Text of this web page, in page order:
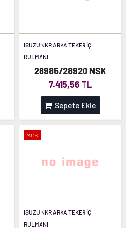
ISUZU NKR ARKA TEKER İÇ
RULMANI
28985/28920 NSK
7.415,56 TL
Sepete Ekle
MCB
ISUZU NKR ARKA TEKER İÇ
RULMANI